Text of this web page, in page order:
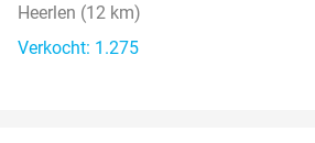
Heerlen (12 km)
Verkocht: 1.275